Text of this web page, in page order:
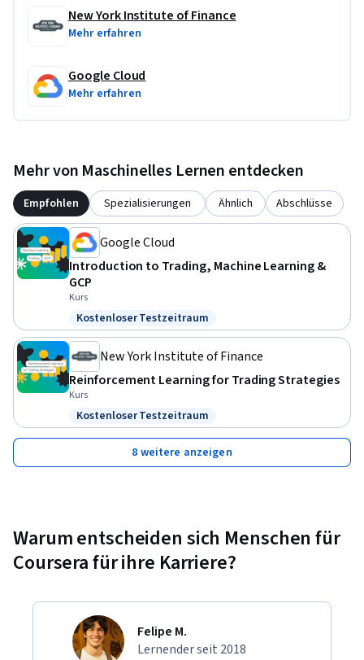
New York Institute of Finance
Mehr erfahren
Google Cloud
Mehr erfahren
Mehr von Maschinelles Lernen entdecken
Empfohlen Spezialisierungen Ähnlich Abschlüsse
Google Cloud
Introduction to Trading, Machine Learning &
GCP
Kurs
Status: Kostenloser Testzeitraum
Kostenloser Testzeitraum
New York Institute of Finance
Reinforcement Learning for Trading Strategies
Kurs
Status: Kostenloser Testzeitraum
Kostenloser Testzeitraum
8 weitere anzeigen
Warum entscheiden sich Menschen für
Coursera für ihre Karriere?
Felipe M.
Lernender seit 2018